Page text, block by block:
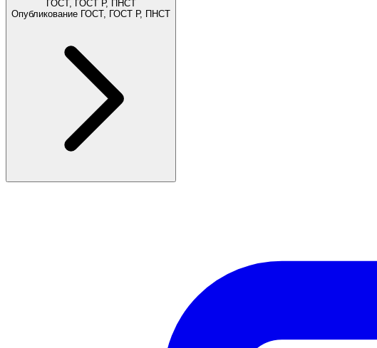
ГОСТ, ГОСТ Р, ПНСТ
Опубликование ГОСТ, ГОСТ Р, ПНСТ